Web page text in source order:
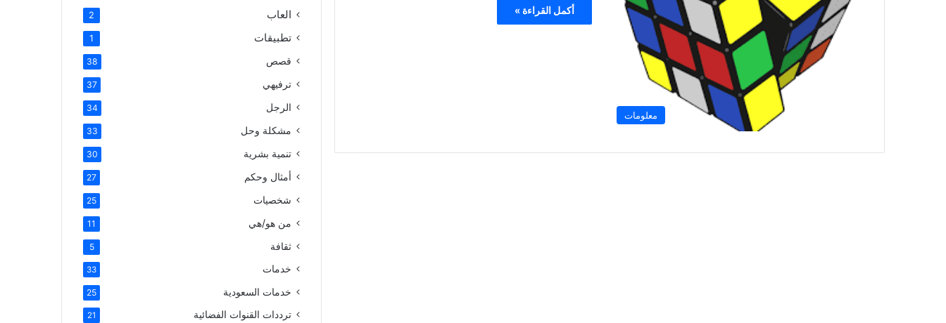
معلومات
أكمل القراءة » العاب 2
تطبيقات 1
قصص 38
ترفيهي 37
الرجل 34
مشكلة وحل 33
تنمية بشرية 30
أمثال وحكم 27
شخصيات 25
من هو/هي 11
ثقافة 5
خدمات 33
خدمات السعودية 25
ترددات القنوات الفضائية 21